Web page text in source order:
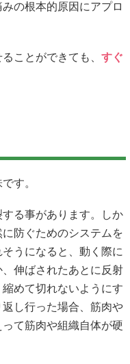
の根本的原因にアプロ
ことができても、 すぐ
す。
る事があります。しか
防ぐためのシステムを
うになると、動く際に
伸ばされたあとに反射
めて切れないようにす
し行った場合、筋肉や
て筋肉や組織自体が硬